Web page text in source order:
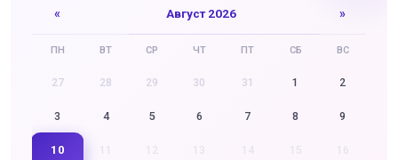
« Август 2026 »
ПН ВТ СР ЧТ ПТ СБ ВС
27 28 29 30 31 1 2
3 4 5 6 7 8 9
10 16